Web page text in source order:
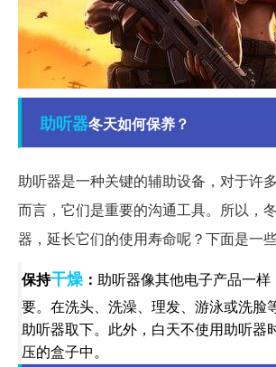
助听器冬天如何保养？
助听器是一种关键的辅助设备，对于许
而言，它们是重要的沟通工具。所以，
器，延长它们的使用寿命呢？下面是一
保持干燥 ： 助听器像其他电子产品一
要。在洗头、洗澡、理发、游泳或洗脸
助听器取下。此外，白天不使用助听器
压的盒子中。